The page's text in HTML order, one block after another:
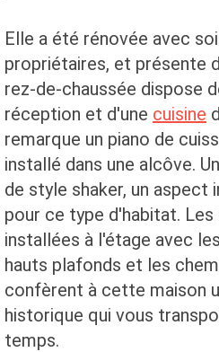
Elle a été rénovée avec
propriétaires, et présente
rez-de-chaussée dispose
réception et d'une cuisine
remarque un piano de
installé dans une alcôve.
de style shaker, un
pour ce type d'habitat.
installées à l'étage avec
hauts plafonds et les
confèrent à cette maison
historique qui vous
temps.